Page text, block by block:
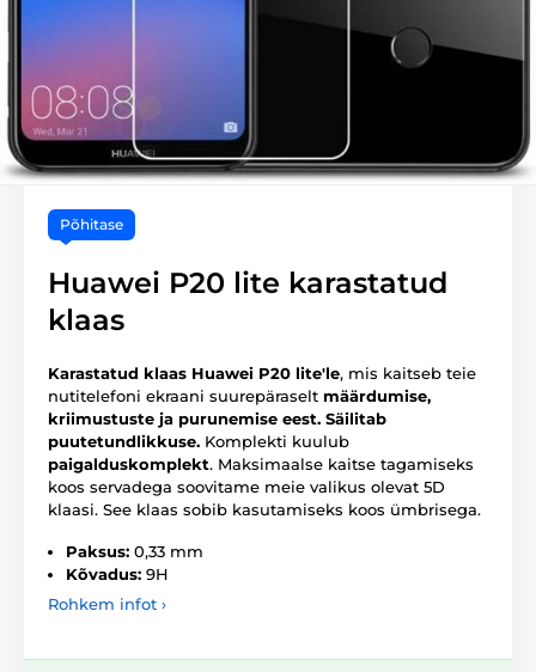
Põhitase
Huawei P20 lite karastatud
klaas
Karastatud klaas Huawei P20 lite'le, mis kaitseb teie
nutitelefoni ekraani suurepäraselt määrdumise,
kriimustuste ja purunemise eest. Säilitab
puutetundlikkuse. Komplekti kuulub
paigalduskomplekt. Maksimaalse kaitse tagamiseks
koos servadega soovitame meie valikus olevat 5D
klaasi. See klaas sobib kasutamiseks koos ümbrisega.
Paksus: 0,33 mm
Kõvadus: 9H
Rohkem infot ›